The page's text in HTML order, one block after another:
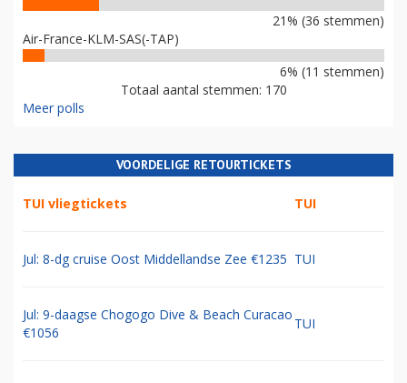
21% (36 stemmen)
Air-France-KLM-SAS(-TAP)
6% (11 stemmen)
Totaal aantal stemmen: 170
Meer polls
VOORDELIGE RETOURTICKETS
TUI vliegtickets TUI
Jul: 8-dg cruise Oost Middellandse Zee €1235 TUI
Jul: 9-daagse Chogogo Dive & Beach Curacao
€1056
TUI